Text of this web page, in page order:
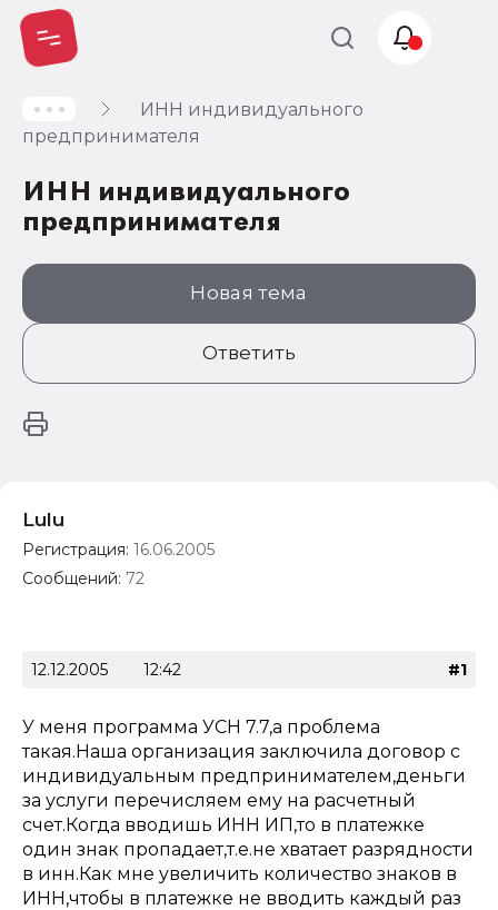
ИНН индивидуального
предпринимателя
ИНН индивидуального
предпринимателя
Новая тема
Ответить
Lulu
Регистрация: 16.06.2005
Сообщений: 72
12.12.2005 12:42 #1
У меня программа УСН 7.7,а проблема
такая.Наша организация заключила договор с
индивидуальным предпринимателем,деньги
за услуги перечисляем ему на расчетный
счет.Когда вводишь ИНН ИП,то в платежке
один знак пропадает,т.е.не хватает разрядности
в инн.Как мне увеличить количество знаков в
ИНН,чтобы в платежке не вводить каждый раз
Учет и
налогообложение
Автоматизация